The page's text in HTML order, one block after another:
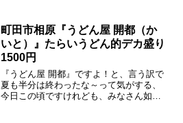
とけ～みたいな？いや、町田駅周辺の個
人店も、どんどん減る一...
町田市相原『うどん屋 開都（か
いと）』たらいうどん的デカ盛り
1500円
『うどん屋 開都』ですよ！と、言う訳で
夏も半分は終わったな～って気がする、
今日この頃ですけれども、みなさん如何